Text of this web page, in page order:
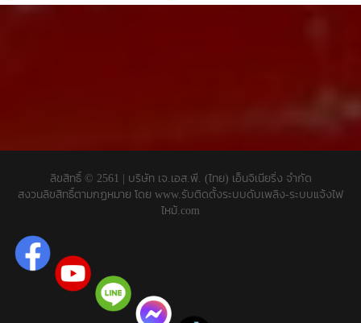
ลิขสิทธิ์ © 2561 | บริษัท เจ.เอส.พี. (ไทย) เอ็นจิเนียริ่ง จำกัด
สงวนลิขสิทธิ์ตามกฏหมาย โดย www.รับติดตั้งระบบดับเพลิง-ระบบแจ้งไฟ
ไหม้.com